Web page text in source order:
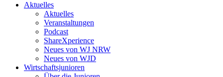
Aktuelles
Aktuelles
Veranstaltungen
Podcast
ShareXperience
Neues von WJ NRW
Neues von WJD
Wirtschaftsjunioren